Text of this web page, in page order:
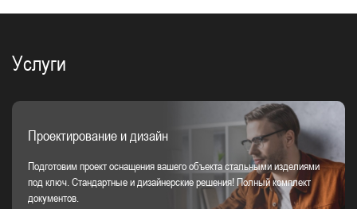
Услуги
Проектирование и дизайн
Подготовим проект оснащения вашего объекта стальными изделиями
под ключ. Стандартные и дизайнерские решения! Полный комплект
документов.